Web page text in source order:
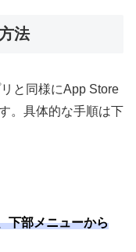
法
と同様にApp Store
。具体的な手順は下
下部メニューから